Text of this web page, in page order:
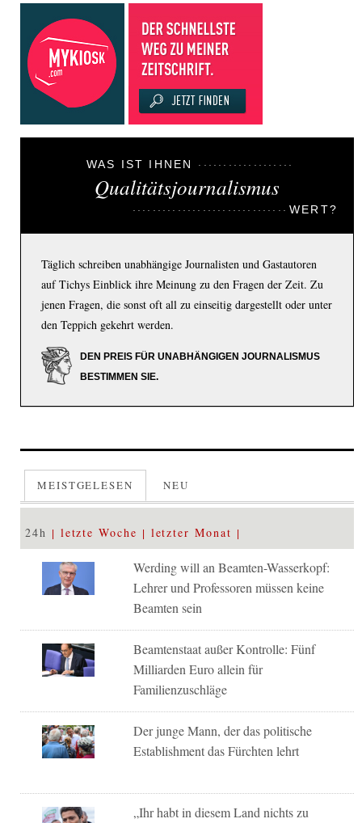
WAS IST IHNEN
Qualitätsjournalismus
WERT?
Täglich schreiben unabhängige Journalisten und Gastautoren
auf Tichys Einblick ihre Meinung zu den Fragen der Zeit. Zu
jenen Fragen, die sonst oft all zu einseitig dargestellt oder unter
den Teppich gekehrt werden.
DEN PREIS FÜR UNABHÄNGIGEN JOURNALISMUS
BESTIMMEN SIE.
MEISTGELESEN NEU
24h letzte Woche letzter Monat
Werding will an Beamten-Wasserkopf:
Lehrer und Professoren müssen keine
Beamten sein
Beamtenstaat außer Kontrolle: Fünf
Milliarden Euro allein für
Familienzuschläge
Der junge Mann, der das politische
Establishment das Fürchten lehrt
„Ihr habt in diesem Land nichts zu